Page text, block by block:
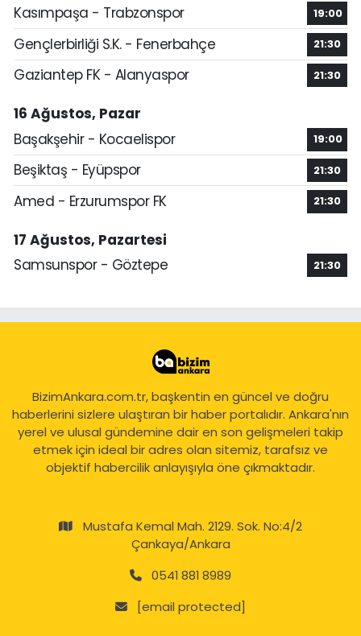
Kasımpaşa - Trabzonspor 19:00
Gençlerbirliği S.K. - Fenerbahçe 21:30
Gaziantep FK - Alanyaspor 21:30
16 Ağustos, Pazar
Başakşehir - Kocaelispor
19:00
Beşiktaş - Eyüpspor 21:30
Amed - Erzurumspor FK 21:30
17 Ağustos, Pazartesi
Samsunspor - Göztepe
21:30
BizimAnkara.com.tr, başkentin en güncel ve doğru
haberlerini sizlere ulaştıran bir haber portalıdır. Ankara'nın
yerel ve ulusal gündemine dair en son gelişmeleri takip
etmek için ideal bir adres olan sitemiz, tarafsız ve
objektif habercilik anlayışıyla öne çıkmaktadır.
Mustafa Kemal Mah. 2129. Sok. No:4/2
Çankaya/Ankara
0541 881 8989
[email protected]